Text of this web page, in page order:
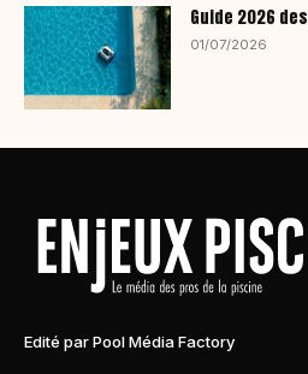
Guide 2026
01/07/2026
Edité par Pool Média Factory